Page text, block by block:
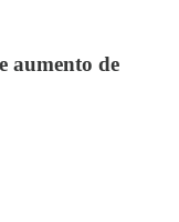
aumento de